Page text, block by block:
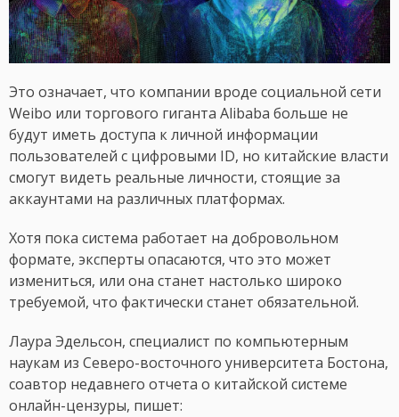
Это означает, что компании вроде социальной сети
Weibo или торгового гиганта Alibaba больше не
будут иметь доступа к личной информации
пользователей с цифровыми ID, но китайские власти
смогут видеть реальные личности, стоящие за
аккаунтами на различных платформах.
Хотя пока система работает на добровольном
формате, эксперты опасаются, что это может
измениться, или она станет настолько широко
требуемой, что фактически станет обязательной.
Лаура Эдельсон, специалист по компьютерным
наукам из Северо-восточного университета Бостона,
соавтор недавнего отчета о китайской системе
онлайн-цензуры, пишет: